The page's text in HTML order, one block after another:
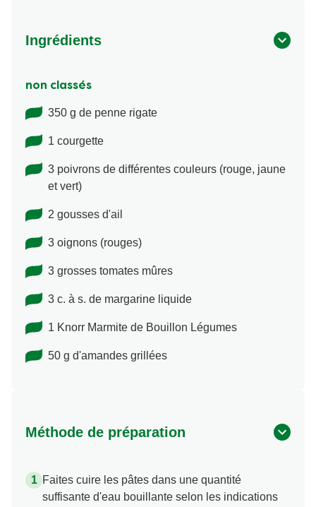
Ingrédients
non classés
350 g de penne rigate
1 courgette
3 poivrons de différentes couleurs (rouge, jaune
et vert)
2 gousses d'ail
3 oignons (rouges)
3 grosses tomates mûres
3 c. à s. de margarine liquide
1 Knorr Marmite de Bouillon Légumes
50 g d'amandes grillées
Méthode de préparation
Faites cuire les pâtes dans une quantité
suffisante d'eau bouillante selon les indications